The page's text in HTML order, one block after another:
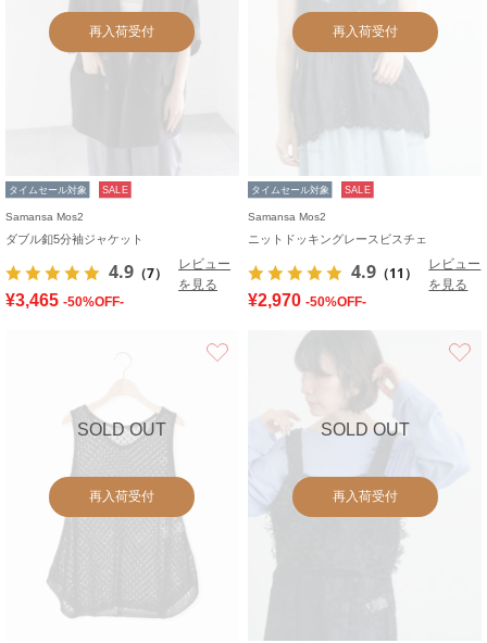
再入荷受付
タイムセール対象 SALE
Samansa Mos2
ダブル釦5分袖ジャケット
4.9 （7）
レビュー
を見る
¥3,465 -50%OFF-
再入荷受付
タイムセール対象 SALE
Samansa Mos2
ニットドッキングレースビスチェ
4.9 （11）
レビュー
を見る
¥2,970 -50%OFF-
SOLD OUT
再入荷受付
お気に入り
SOLD OUT
再入荷受付